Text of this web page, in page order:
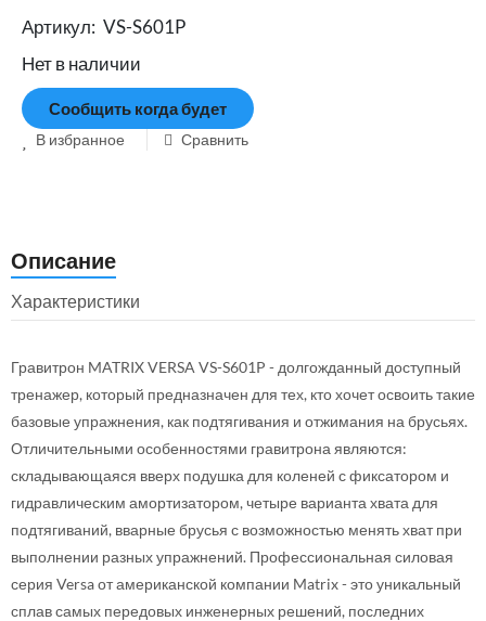
Артикул: VS-S601P
Нет в наличии
Сообщить когда будет
В избранное Сравнить
Описание
Характеристики
Гравитрон MATRIX VERSA VS-S601P - долгожданный доступный
тренажер, который предназначен для тех, кто хочет освоить такие
базовые упражнения, как подтягивания и отжимания на брусьях.
Отличительными особенностями гравитрона являются:
складывающаяся вверх подушка для коленей с фиксатором и
гидравлическим амортизатором, четыре варианта хвата для
подтягиваний, вварные брусья с возможностью менять хват при
выполнении разных упражнений. Профессиональная силовая
серия Versa от американской компании Matrix - это уникальный
сплав самых передовых инженерных решений, последних